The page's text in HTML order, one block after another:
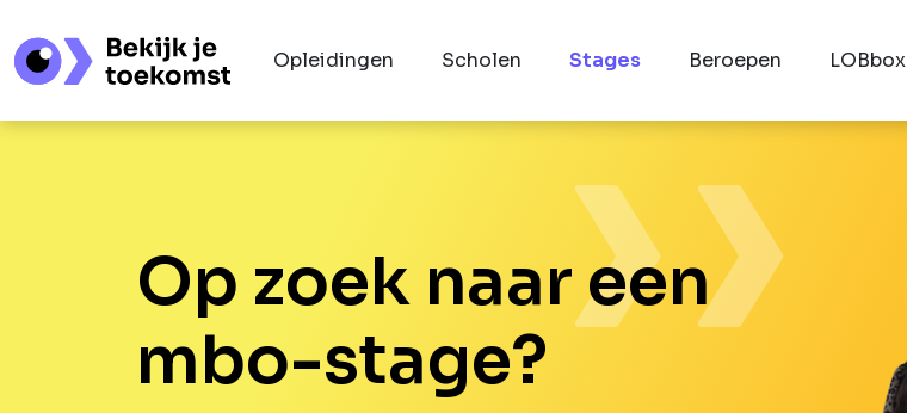
Opleidingen Scholen Stages Beroepen LOBbox
Op zoek naar een
mbo-stage?